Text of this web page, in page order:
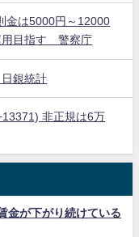
金は5000円～12000
目指す 警察庁
銀統計
非正規は6万
金が下がり続けている